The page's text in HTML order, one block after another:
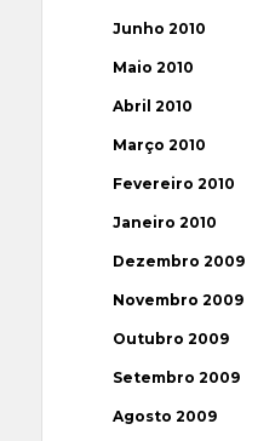
Junho 2010
Maio 2010
Abril 2010
Março 2010
Fevereiro 2010
Janeiro 2010
Dezembro 2009
Novembro 2009
Outubro 2009
Setembro 2009
Agosto 2009